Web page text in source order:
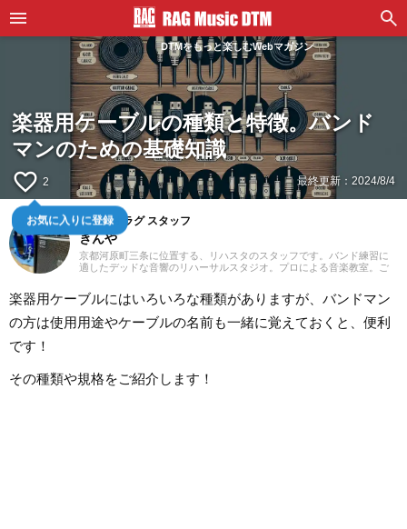
DTMをもっと楽しむWebマガジン
楽器用ケーブルの種類と特徴。バンド
マンのための基礎知識
favorite_border 2
お気に入りに登録
最終更新： 2024/8/4
スタジオラグ スタッフ
きんや
京都河原町三条に位置する、リハスタのスタッフです。バンド練習に
適したデッドな音響のリハーサルスタジオ。プロによる音楽教室。ご
ジオラグらしさ」を追求してまいります。
楽器用ケーブルにはいろいろな種類がありますが、バンドマン
の方は使用用途やケーブルの名前も一緒に覚えておくと、便利
です！
その種類や規格をご紹介します！